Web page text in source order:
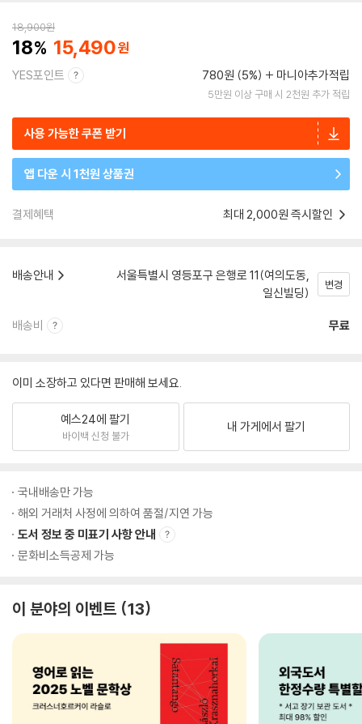
18,900원
18 15,490
YES포인트 780원 (5%) 마니아추가적립
5만원 이상 구매 시 2천원 추가 적립
사용 가능한 쿠폰 받기
앱 다운 시 1천원 상품권
결제혜택 최대 2,000원 즉시할인
배송안내
서울특별시 영등포구 은행로 11(여의도동,
일신빌딩)
변경
배송비 무료
이미 소장하고 있다면 판매해 보세요.
예스24에 팔기
바이백 신청 불가
내 가게에서 팔기
국내배송만 가능
해외 거래처 사정에 의하여 품절/지연 가능
도서 정보 중 미표기 사항 안내
문화비소득공제 가능
이 분야의 이벤트 13